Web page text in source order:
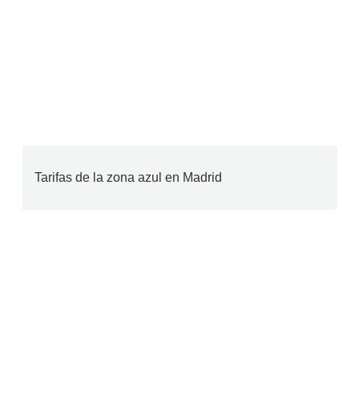
Tarifas de la zona azul en Madrid